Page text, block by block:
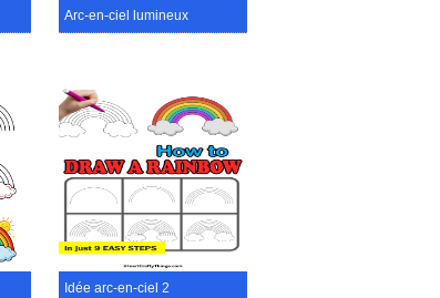
Arc-en-ciel lumineux
Idée arc-en-ciel 2